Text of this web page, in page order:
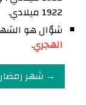
1922 ميلادي.
شوّال هو
الهجري.
→ شهر رمضان